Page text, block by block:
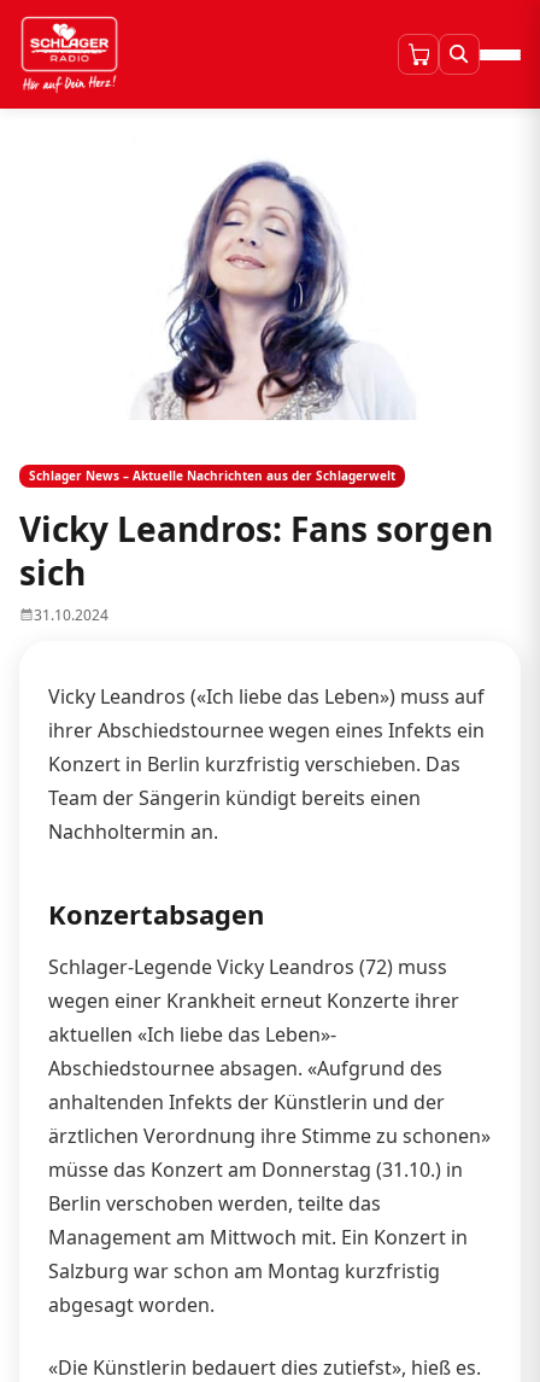
Schlager News – Aktuelle Nachrichten aus der Schlagerwelt
Vicky Leandros: Fans sorgen
sich
31.10.2024
Vicky Leandros («Ich liebe das Leben») muss auf
ihrer Abschiedstournee wegen eines Infekts ein
Konzert in Berlin kurzfristig verschieben. Das
Team der Sängerin kündigt bereits einen
Nachholtermin an.
Konzertabsagen
Schlager-Legende Vicky Leandros (72) muss
wegen einer Krankheit erneut Konzerte ihrer
aktuellen «Ich liebe das Leben»-
Abschiedstournee absagen. «Aufgrund des
anhaltenden Infekts der Künstlerin und der
ärztlichen Verordnung ihre Stimme zu schonen»
müsse das Konzert am Donnerstag (31.10.) in
Berlin verschoben werden, teilte das
Management am Mittwoch mit. Ein Konzert in
Salzburg war schon am Montag kurzfristig
abgesagt worden.
«Die Künstlerin bedauert dies zutiefst», hieß es.